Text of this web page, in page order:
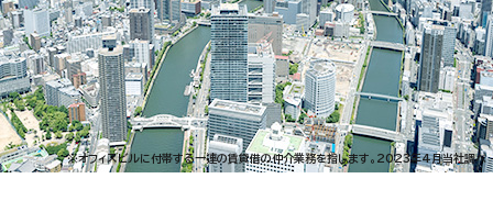
島之内1-7-21
※オフィスビルに付帯する一連の賃貸借の仲介業務を指します。2023年4月当社調べ